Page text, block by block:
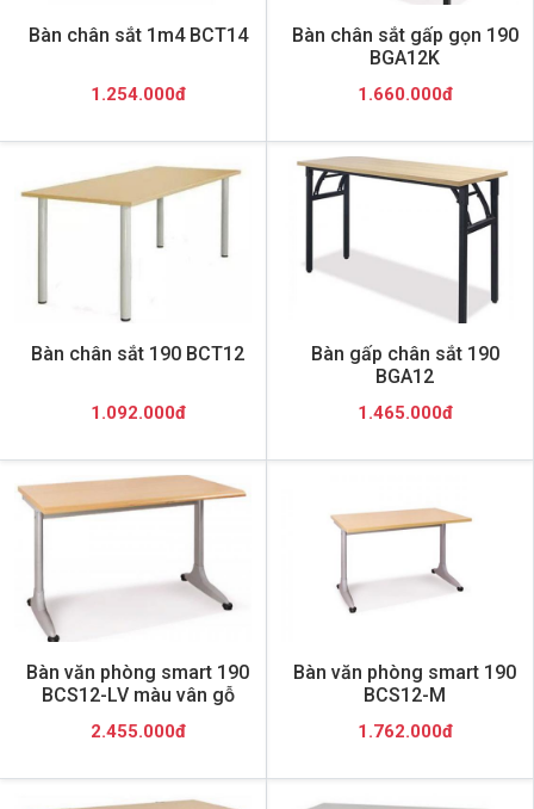
Bàn chân sắt 1m4 BCT14
1.254.000đ
Bàn chân sắt gấp gọn 190
BGA12K
1.660.000đ
Bàn chân sắt 190 BCT12
1.092.000đ
Bàn gấp chân sắt 190
BGA12
1.465.000đ
Bàn văn phòng smart 190
BCS12-LV màu vân gỗ
2.455.000đ
Bàn văn phòng smart 190
BCS12-M
1.762.000đ